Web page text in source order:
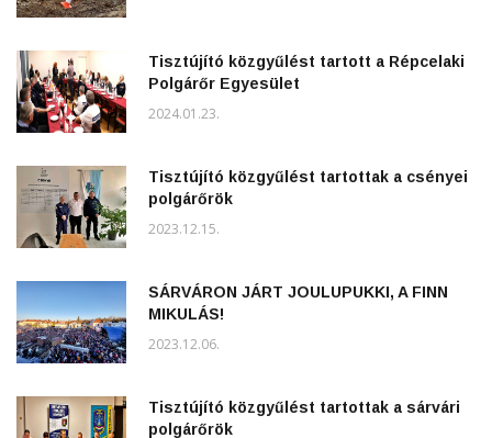
Tisztújító közgyűlést tartott a Répcelaki
Polgárőr Egyesület
2024.01.23.
Tisztújító közgyűlést tartottak a csényei
polgárőrök
2023.12.15.
SÁRVÁRON JÁRT JOULUPUKKI, A FINN
MIKULÁS!
2023.12.06.
Tisztújító közgyűlést tartottak a sárvári
polgárőrök